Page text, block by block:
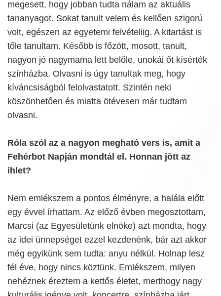
megesett, hogy jobban tudta nálam az aktuális
tananyagot. Sokat tanult velem és kellően szigorú
volt, egészen az egyetemi felvételiig. A kitartást is
tőle tanultam. Később is főzött, mosott, tanult,
nagyon jó nagymama lett belőle, unokái őt kísérték
színházba. Olvasni is úgy tanultak meg, hogy
kíváncsiságból felolvastatott. Szintén neki
köszönhetően és miatta ötévesen már tudtam
olvasni.
Róla szól az a nagyon megható vers is, amit a
Fehérbot Napján mondtál el. Honnan jött az
ihlet?
Nem emlékszem a pontos élményre, a halála előtt
egy évvel írhattam. Az előző évben megosztottam,
Marcsi (az Egyesületünk elnöke) azt mondta, hogy
az idei ünnepséget ezzel kezdenénk, bár azt akkor
még egyikünk sem tudta: anyu nélkül. Holnap lesz
fél éve, hogy nincs köztünk. Emlékszem, milyen
nehéznek éreztem a kettős életet, merthogy nagy